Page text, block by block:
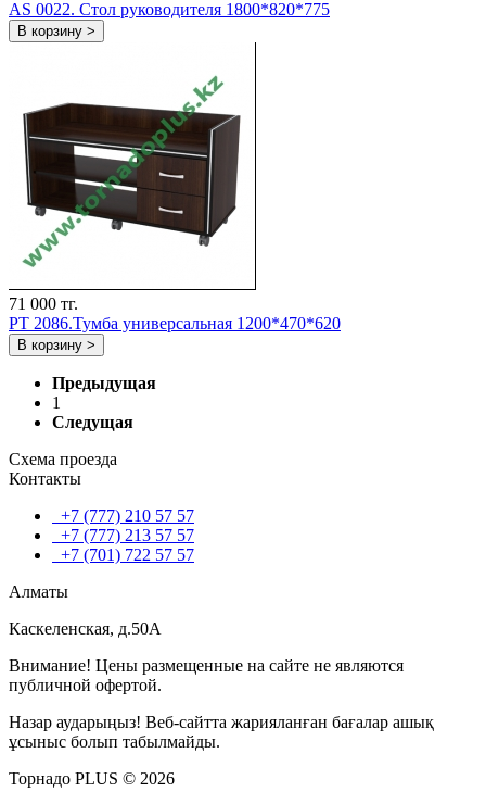
AS 0022. Стол руководителя 1800*820*775
В корзину >
71 000 тг.
РT 2086.Тумба универсальная 1200*470*620
В корзину >
Предыдущая
1
Следущая
Схема проезда
Контакты
+7 (777) 210 57 57
+7 (777) 213 57 57
+7 (701) 722 57 57
Алматы
Каскеленская, д.50А
Внимание! Цены размещенные на сайте не являются
публичной офертой.
Назар аударыңыз! Веб-сайтта жарияланған бағалар ашық
ұсыныс болып табылмайды.
Торнадо PLUS © 2026